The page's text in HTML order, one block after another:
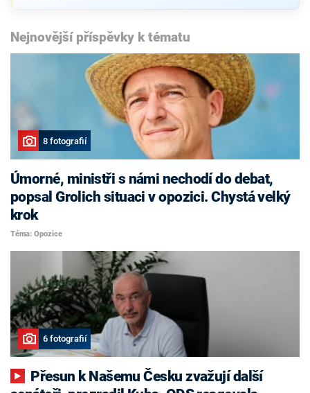
Nejnovější příspěvky k tématu
8 fotografií
Úmorné, ministři s námi nechodí do debat,
popsal Grolich situaci v opozici. Chystá velký
krok
Téma: Opozice
6 fotografií